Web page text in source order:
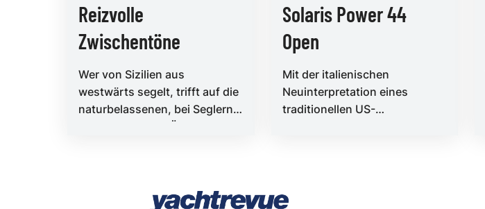
Reizvolle
Zwischentöne
Wer von Sizilien aus
westwärts segelt, trifft auf die
naturbelassenen, bei Seglern
Solaris Power 44
Open
Mit der italienischen
Neuinterpretation eines
traditionellen US-